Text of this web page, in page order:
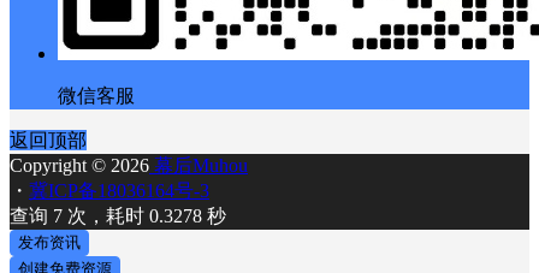
微信客服
返回顶部
Copyright © 2026 幕后Muhou
・ 冀ICP备18036164号-3
查询 7 次，耗时 0.3278 秒
发布资讯
创建免费资源